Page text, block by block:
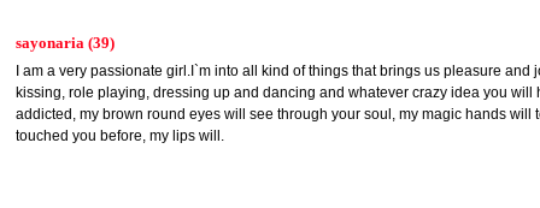
sayonaria (39)
I am a very passionate girl.I`m into all kind of things that brings us pleasure and
kissing, role playing, dressing up and dancing and whatever crazy idea you will
addicted, my brown round eyes will see through your soul, my magic hands will
touched you before, my lips will.